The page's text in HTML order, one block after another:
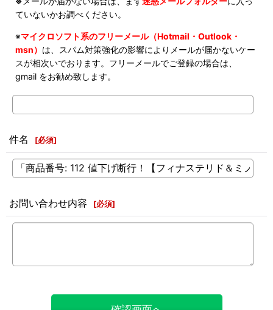
ていないかお調べください。
※マイクロソフト系のフリーメール（Hotmail・Outlook・
msn） は、スパム対策強化の影響によりメールが届かないケー
スが相次いでおります。フリーメールでご登録の場合は、
gmail をお勧め致します。
件名 [必須]
お問い合わせ内容 [必須]